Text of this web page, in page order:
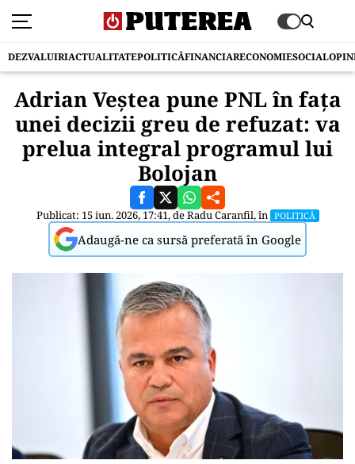
DEZVALUIRIACTUALITATEPOLITICĂFINANCIARECONOMIESOCIAL
Adrian Veștea pune PNL în fața
unei decizii greu de refuzat: va
prelua integral programul lui
Bolojan
Publicat: 15 iun. 2026, 17:41, deRadu Caranfil, în POLITICĂ
Adaugă-ne ca sursă preferată în Google